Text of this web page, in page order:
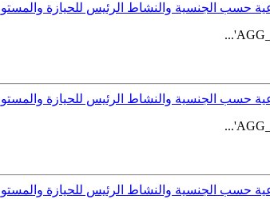
حسب الجنسية والنشاط الرئيس للحيازة والمستوى
حسب الجنسية والنشاط الرئيس للحيازة والمستوى
حسب الجنسية والنشاط الرئيس للحيازة والمستوى